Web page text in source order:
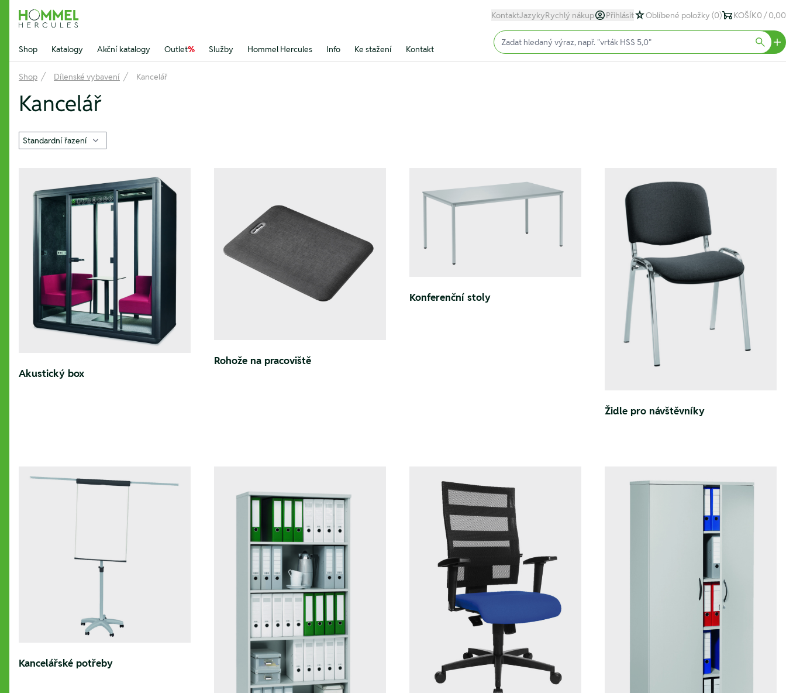
Hommel Hercules
KontaktJazykyRychlý nákup Přihlásit Oblíbené položky (0) KOŠÍK0 / 0,00
Shop Katalogy Akční katalogy Outlet% Služby Hommel Hercules Info Ke stažení Kontakt
Input (text)
Shop Dílenské vybavení Kancelář
Kancelář
Akustický box
Rohože na pracoviště
Konferenční stoly
Židle pro návštěvníky
Kancelářské potřeby